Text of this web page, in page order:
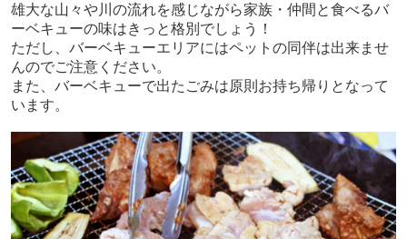
雄大な山々や川の流れを感じながら家族・仲間と食べるバ
ーベキューの味はきっと格別でしょう！
ただし、バーベキューエリアにはペットの同伴は出来ませ
んのでご注意ください。
また、バーベキューで出たごみは原則お持ち帰りとなって
います。